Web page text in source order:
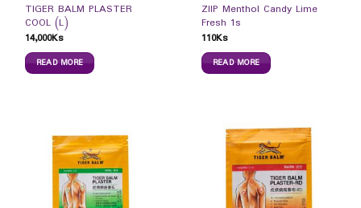
TIGER BALM PLASTER
COOL (L)
14,000Ks
READ MORE
ZIIP Menthol Candy Lime
Fresh 1s
110Ks
READ MORE